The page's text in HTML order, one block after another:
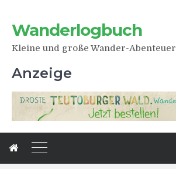
Wanderlogbuch
Kleine und große Wander-Abenteuer
Anzeige